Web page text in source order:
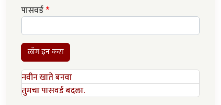
पासवर्ड
लॉग इन करा
नवीन खाते बनवा
तुमचा पासवर्ड बदला.